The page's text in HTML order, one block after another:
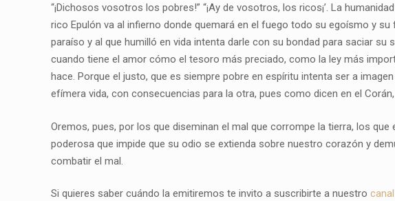
“¡Dichosos vosotros los pobres!” “¡Ay de vosotros, los ricos¡’. La
rico Epulón va al infierno donde quemará en el fuego todo su egoísmo y
paraíso y al que humilló en vida intenta darle con su bondad para saciar
cuando tiene el amor cómo el tesoro más preciado, como la ley más
hace. Porque el justo, que es siempre pobre en espíritu intenta ser a
efímera vida, con consecuencias para la otra, pues como dicen en el
Oremos, pues, por los que diseminan el mal que corrompe la tierra, los
poderosa que impide que su odio se extienda sobre nuestro corazón y
combatir el mal.
Si quieres saber cuándo la emitiremos te invito a suscribirte a nuestro